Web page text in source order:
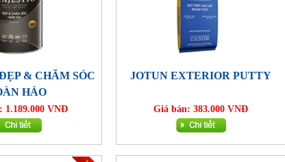
& CHĂM SÓC
HẢO
1.189.000 VNĐ
JOTUN EXTERIOR PUTTY
Giá bán: 383.000 VNĐ